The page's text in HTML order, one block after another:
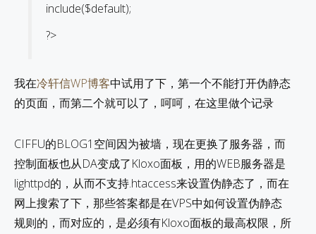
include($default);
?>
我在冷轩信WP博客中试用了下，第一个不能打开伪静态
的页面，而第二个就可以了，呵呵，在这里做个记录
CIFFU的BLOG1空间因为被墙，现在更换了服务器，而
控制面板也从DA变成了Kloxo面板，用的WEB服务器是
lighttpd的，从而不支持.htaccess来设置伪静态了，而在
网上搜索了下，那些答案都是在VPS中如何设置伪静态
规则的，而对应的，是必须有Kloxo面板的最高权限，所